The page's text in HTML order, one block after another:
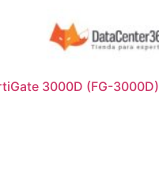
3000D (FG-3000D)